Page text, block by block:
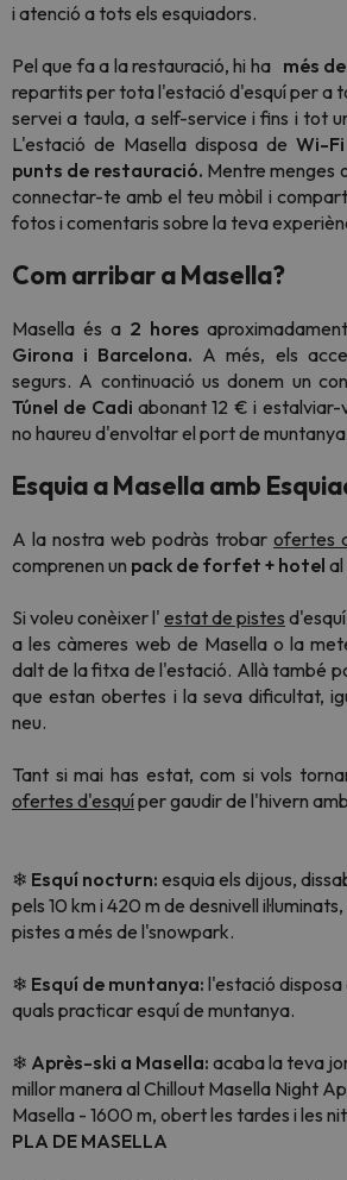
i atenció a tots els esquiadors.
Pel que fa a la restauració, hi ha més
repartits per tota l'estació d'esquí per a
servei a taula, a self-service i fins i tot
L'estació de Masella disposa de Wi-
punts de restauració. Mentre menges
connectar-te amb el teu mòbil i
fotos i comentaris sobre la teva
Com arribar a Masella?
Masella és a 2 hores
Girona i Barcelona. A més, els
segurs. A continuació us donem un
Túnel de Cadi abonant 12 € i estalviar-
no haureu d'envoltar el port de
Esquia a Masella amb
A la nostra web podràs trobar ofertes
comprenen un pack de forfet + hotel al
Si voleu conèixer l' estat de pistes
a les càmeres web de Masella o la
dalt de la fitxa de l'estació. Allà també
que estan obertes i la seva dificultat,
neu.
Tant si mai has estat, com si vols
ofertes d'esquíper gaudir de l'hivern
❄ Esquí nocturn: esquia els dijous,
pels 10 km i 420 m de desnivell
pistes a més de l'snowpark.
❄ Esquí de muntanya: l'estació
quals practicar esquí de muntanya.
❄ Après-ski a Masella: acaba la teva
millor manera al Chillout Masella Night
Masella - 1600 m, obert les tardes i les
PLA DE MASELLA